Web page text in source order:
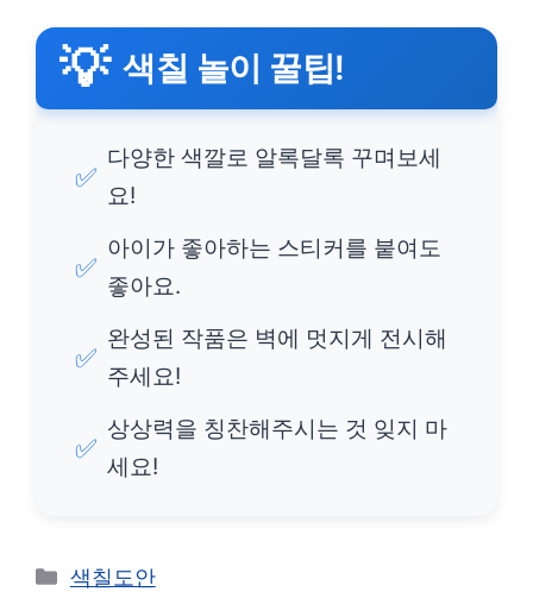
💡 색칠 놀이 꿀팁!
✅
다양한 색깔로 알록달록 꾸며보세
요!
✅
아이가 좋아하는 스티커를 붙여도
좋아요.
✅
완성된 작품은 벽에 멋지게 전시해
주세요!
✅
상상력을 칭찬해주시는 것 잊지 마
세요!
카
색칠도안